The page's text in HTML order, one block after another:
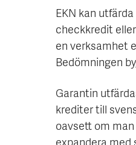
EKN kan
checkkredit
en verksamhet
Bedömningen
Garantin
krediter till
oavsett om